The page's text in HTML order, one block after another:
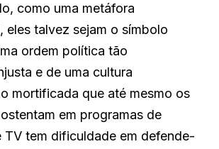
como uma metáfora
eles talvez sejam o símbolo
ordem política tão
e de uma cultura
mortificada que até mesmo os
em programas de
TV tem dificuldade em defende-